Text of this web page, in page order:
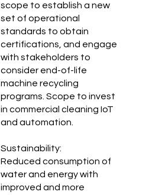
scope to establish a new
set of operational
standards to obtain
certifications, and engage
with stakeholders to
consider end-of-life
machine recycling
programs. Scope to invest
in commercial cleaning IoT
and automation.
Sustainability:
Reduced consumption of
water and energy with
improved and more